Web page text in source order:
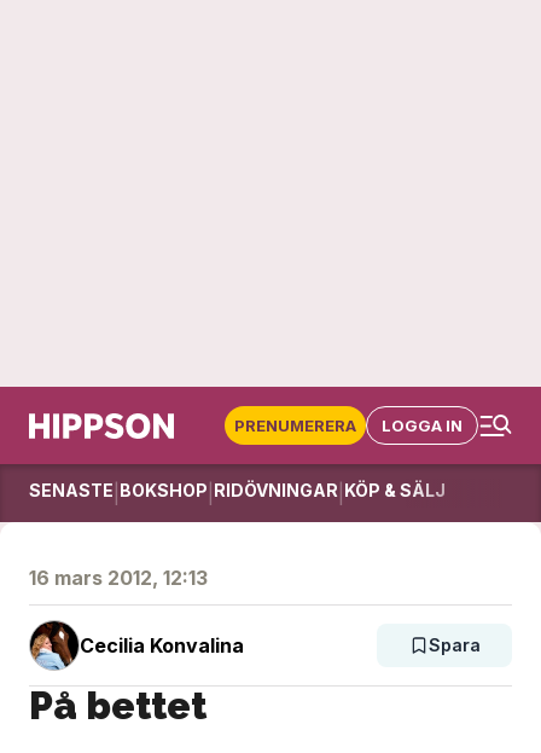
PRENUMERERA LOGGA IN
SENASTE BOKSHOP RIDÖVNINGAR KÖP & SÄLJ
16 mars 2012, 12:13
Cecilia Konvalina Spara
På bettet